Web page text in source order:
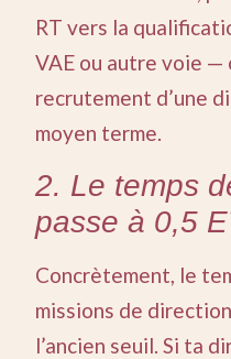
RT vers la
VAE ou autre voie —
recrutement d’une
moyen terme.
2. Le temps
passe à 0,5
Concrètement, le
missions de
l’ancien seuil. Si ta